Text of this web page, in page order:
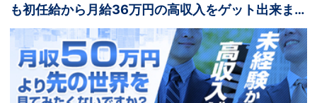
も初任給から月給36万円の高収入をゲット出来ま
す！